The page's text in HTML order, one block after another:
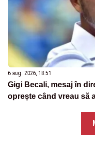
6 aug. 2026, 18:51
Gigi Becali, mesaj în
oprește când vreau să